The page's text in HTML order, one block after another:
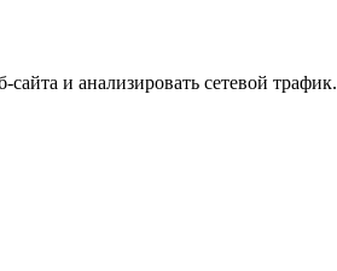
и анализировать сетевой трафик.